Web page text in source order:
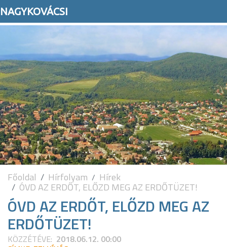
NAGYKOVÁCSI
Főoldal Hírfolyam Hírek
ÓVD AZ ERDŐT, ELŐZD MEG AZ ERDŐTÜZET!
ÓVD AZ ERDŐT, ELŐZD MEG AZ
ERDŐTÜZET!
KÖZZÉTÉVE: 2018.06.12. 00:00